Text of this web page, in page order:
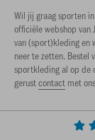
Wil jij graag sporten
officiële webshop van
van (sport)kleding en
neer te zetten. Bestel
sportkleding al op de
gerustcontact met